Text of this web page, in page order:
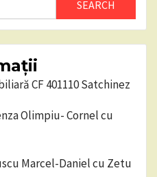
CF 401110 Satchinez
Olimpiu- Cornel cu
Marcel-Daniel cu Zetu